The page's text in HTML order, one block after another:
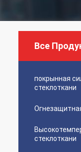
Все
покрынная
стеклоткани
стеклоткани